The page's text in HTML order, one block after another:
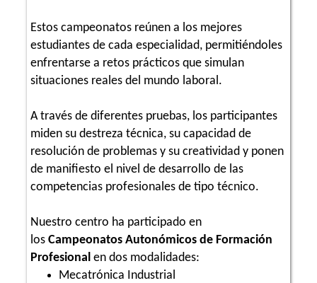
Estos campeonatos reúnen a los mejores
estudiantes de cada especialidad, permitiéndoles
enfrentarse a retos prácticos que simulan
situaciones reales del mundo laboral.
A través de diferentes pruebas, los participantes
miden su destreza técnica, su capacidad de
resolución de problemas y su creatividad y ponen
de manifiesto el nivel de desarrollo de las
competencias profesionales de tipo técnico.
Nuestro centro ha participado en
los Campeonatos Autonómicos de Formación
Profesional en dos modalidades:
Mecatrónica Industrial